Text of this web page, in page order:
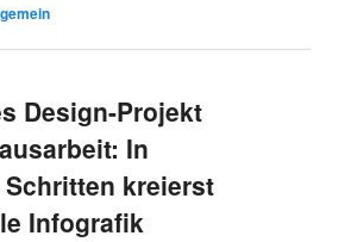
Design-Projekt
In
kreierst
Infografik